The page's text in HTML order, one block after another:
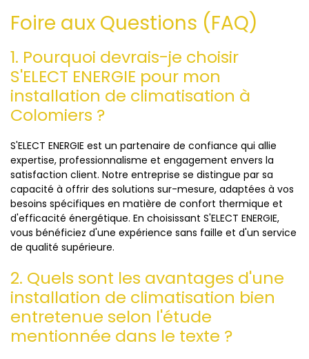
Foire aux Questions (FAQ)
1. Pourquoi devrais-je choisir
S'ELECT ENERGIE pour mon
installation de climatisation à
Colomiers ?
S'ELECT ENERGIE est un partenaire de confiance qui allie
expertise, professionnalisme et engagement envers la
satisfaction client. Notre entreprise se distingue par sa
capacité à offrir des solutions sur-mesure, adaptées à vos
besoins spécifiques en matière de confort thermique et
d'efficacité énergétique. En choisissant S'ELECT ENERGIE,
vous bénéficiez d'une expérience sans faille et d'un service
de qualité supérieure.
2. Quels sont les avantages d'une
installation de climatisation bien
entretenue selon l'étude
mentionnée dans le texte ?